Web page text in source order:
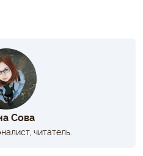
Сова
читатель.